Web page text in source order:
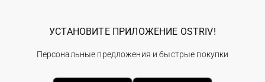
УСТАНОВИТЕ ПРИЛОЖЕНИЕ OSTRIV!
Персональные предложения и быстрые покупки